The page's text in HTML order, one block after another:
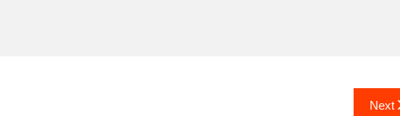
Next